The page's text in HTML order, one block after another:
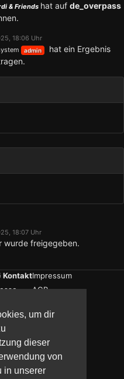
um dir
dieser
von
in unserer
& Friends hat auf de_overpass
18:06 Uhr
admin
hat ein Ergebnis
18:07 Uhr
wurde freigegeben.
KontaktImpressum
AGB
Media